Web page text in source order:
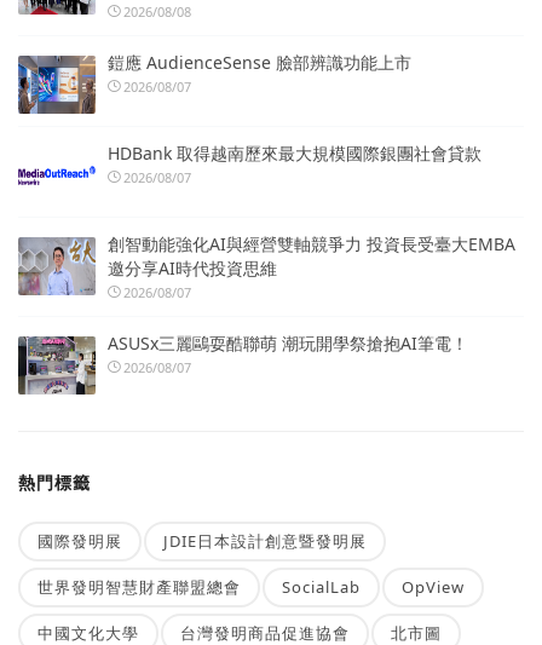
2026/08/08
鎧應 AudienceSense 臉部辨識功能上市
2026/08/07
HDBank 取得越南歷來最大規模國際銀團社會貸款
2026/08/07
創智動能強化AI與經營雙軸競爭力 投資長受臺大EMBA
邀分享AI時代投資思維
2026/08/07
ASUSx三麗鷗耍酷聯萌 潮玩開學祭搶抱AI筆電！
2026/08/07
熱門標籤
國際發明展 JDIE日本設計創意暨發明展
世界發明智慧財產聯盟總會 SocialLab OpView
中國文化大學 台灣發明商品促進協會 北市圖